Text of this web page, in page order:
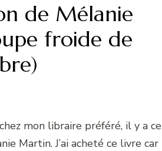
de Mélanie
froide de
mon libraire préféré, il y a ce
Martin. J’ai acheté ce livre car